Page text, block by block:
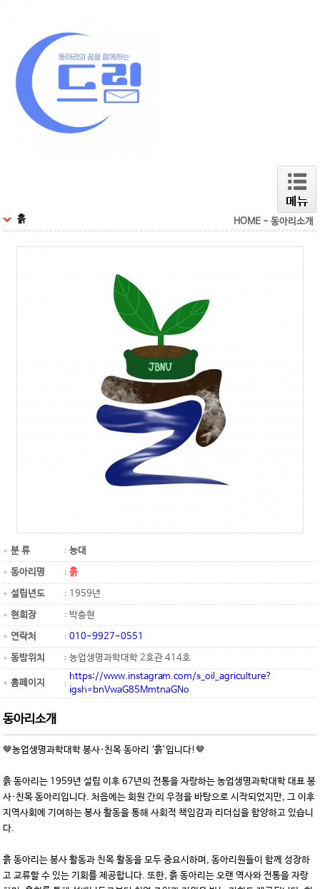
흙 HOME - 동아리소개
분 류
농대
동아리명
흙
설립년도
1959년
현회장
박충현
연락처
010-9927-0551
동방위치
농업생명과학대학 2호관 414호
홈페이지
https://www.instagram.com/s_oil_agriculture?
igsh=bnVwaG85MmtnaGNo
동아리소개
🤎농업생명과학대학 봉사·친목 동아리 ‘흙’입니다!🤎
흙 동아리는 1959년 설립 이후 67년의 전통을 자랑하는 농업생명과학대학 대표 봉
사·친목 동아리입니다. 처음에는 회원 간의 우정을 바탕으로 시작되었지만, 그 이후
지역사회에 기여하는 봉사 활동을 통해 사회적 책임감과 리더십을 함양하고 있습니
다.
흙 동아리는 봉사 활동과 친목 활동을 모두 중요시하며, 동아리원들이 함께 성장하
고 교류할 수 있는 기회를 제공합니다. 또한, 흙 동아리는 오랜 역사와 전통을 자랑